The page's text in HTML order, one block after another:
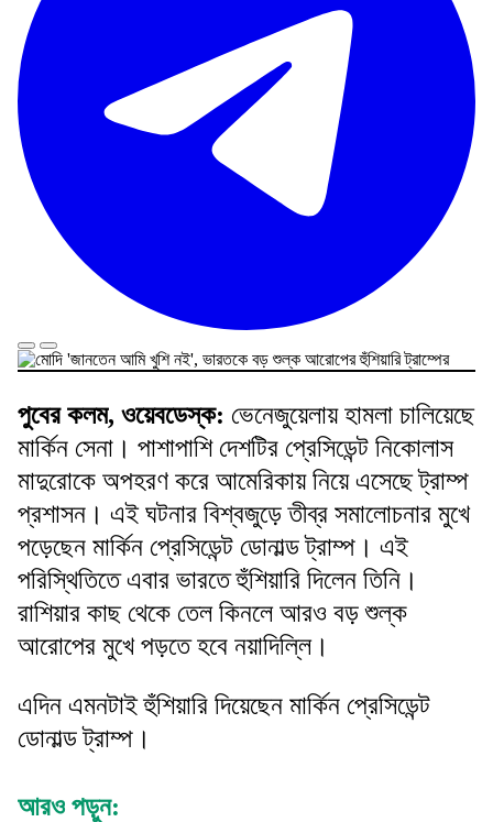
পুবের কলম, ওয়েবডেস্ক: ভেনেজুয়েলায় হামলা চালিয়েছে
মার্কিন সেনা। পাশাপাশি দেশটির প্রেসিডেন্ট নিকোলাস
মাদুরোকে অপহরণ করে আমেরিকায় নিয়ে এসেছে ট্রাম্প
প্রশাসন। এই ঘটনার বিশ্বজুড়ে তীব্র সমালোচনার মুখে
পড়েছেন মার্কিন প্রেসিডেন্ট ডোনাল্ড ট্রাম্প। এই
পরিস্থিতিতে এবার ভারতে হুঁশিয়ারি দিলেন তিনি।
রাশিয়ার কাছ থেকে তেল কিনলে আরও বড় শুল্ক
আরোপের মুখে পড়তে হবে নয়াদিল্লি।
এদিন এমনটাই হুঁশিয়ারি দিয়েছেন মার্কিন প্রেসিডেন্ট
ডোনাল্ড ট্রাম্প।
আরও পড়ুন: